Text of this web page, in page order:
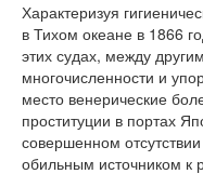
Характеризуя
в Тихом океане в 1866
этих судах, между
многочисленности и
место венерические
проституции в портах
совершенном
обильным источником к